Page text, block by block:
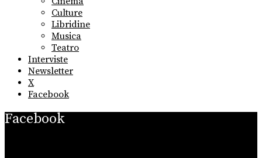
Culture
Libridine
Musica
Teatro
Interviste
Newsletter
X
Facebook
Facebook